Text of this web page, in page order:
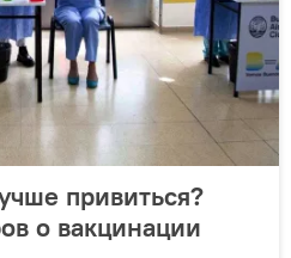
привиться?
о вакцинации